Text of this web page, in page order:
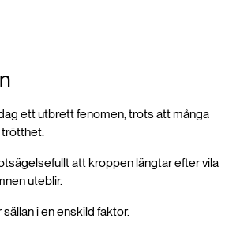
ett utbrett fenomen, trots att många
att kroppen längtar efter vila
uteblir.
i en enskild faktor.